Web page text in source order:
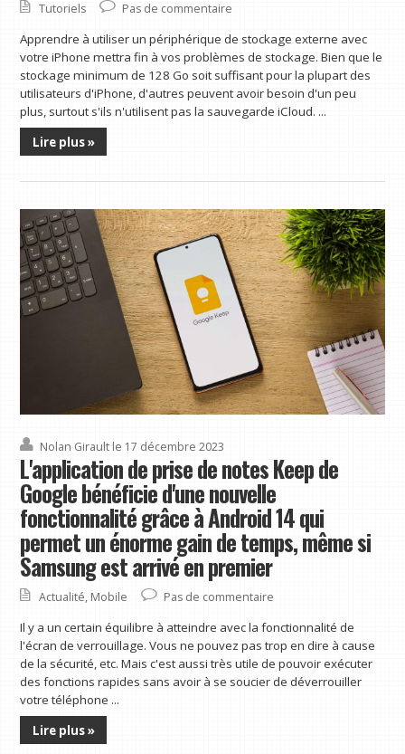
Tutoriels Pas de commentaire
Apprendre à utiliser un périphérique de stockage externe avec
votre iPhone mettra fin à vos problèmes de stockage. Bien que le
stockage minimum de 128 Go soit suffisant pour la plupart des
utilisateurs d'iPhone, d'autres peuvent avoir besoin d'un peu
plus, surtout s'ils n'utilisent pas la sauvegarde iCloud. ...
Lire plus »
Nolan Girault le 17 décembre 2023
L'application de prise de notes Keep de
Google bénéficie d'une nouvelle
fonctionnalité grâce à Android 14 qui
permet un énorme gain de temps, même si
Samsung est arrivé en premier
Actualité, Mobile Pas de commentaire
Il y a un certain équilibre à atteindre avec la fonctionnalité de
l'écran de verrouillage. Vous ne pouvez pas trop en dire à cause
de la sécurité, etc. Mais c'est aussi très utile de pouvoir exécuter
des fonctions rapides sans avoir à se soucier de déverrouiller
votre téléphone ...
Lire plus »